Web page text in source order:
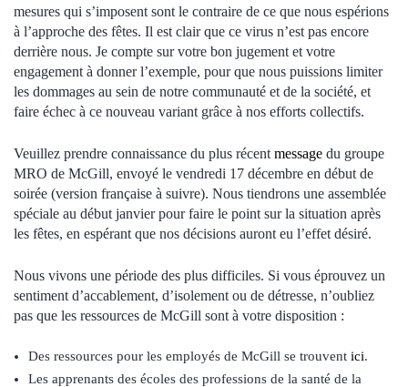
mesures qui s’imposent sont le contraire de ce que nous espérions
à l’approche des fêtes. Il est clair que ce virus n’est pas encore
derrière nous. Je compte sur votre bon jugement et votre
engagement à donner l’exemple, pour que nous puissions limiter
les dommages au sein de notre communauté et de la société, et
faire échec à ce nouveau variant grâce à nos efforts collectifs.
Veuillez prendre connaissance du plus récent message du groupe
MRO de McGill, envoyé le vendredi 17 décembre en début de
soirée (version française à suivre). Nous tiendrons une assemblée
spéciale au début janvier pour faire le point sur la situation après
les fêtes, en espérant que nos décisions auront eu l’effet désiré.
Nous vivons une période des plus difficiles. Si vous éprouvez un
sentiment d’accablement, d’isolement ou de détresse, n’oubliez
pas que les ressources de McGill sont à votre disposition :
Des ressources pour les employés de McGill se trouvent ici.
Les apprenants des écoles des professions de la santé de la